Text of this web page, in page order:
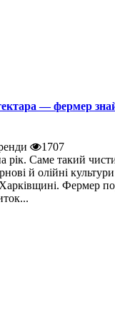
— фермер
1707
рік. Саме такий
й олійні
Фермер